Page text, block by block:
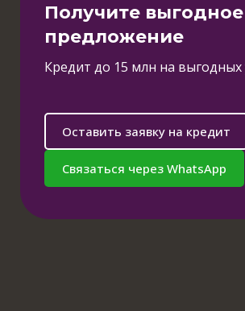
Получите выгодное
предложение
Кредит до 15 млн на выгодных
Оставить заявку на кредит
Связаться через WhatsApp